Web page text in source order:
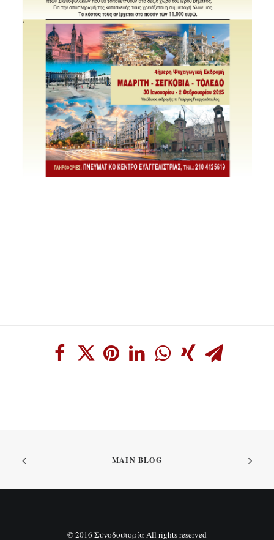
MAIN BLOG
© 2016 Συνοδοιπορία All rights reserved